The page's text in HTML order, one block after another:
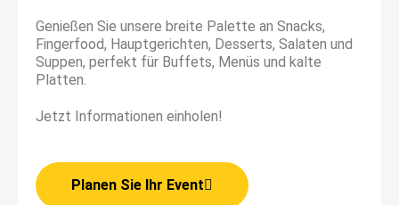
Genießen Sie unsere breite Palette an Snacks,
Fingerfood, Hauptgerichten, Desserts, Salaten und
Suppen, perfekt für Buffets, Menüs und kalte
Platten.
Jetzt Informationen einholen!
Planen Sie Ihr Event